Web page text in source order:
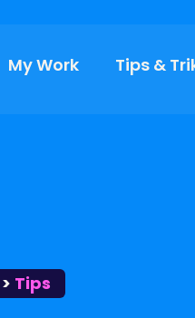
My Work Tips &
Tips